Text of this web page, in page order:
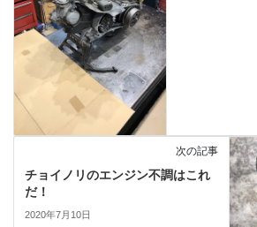
次の記事
チョイノリのエンジン不調はこれ
だ！
2020年7月10日